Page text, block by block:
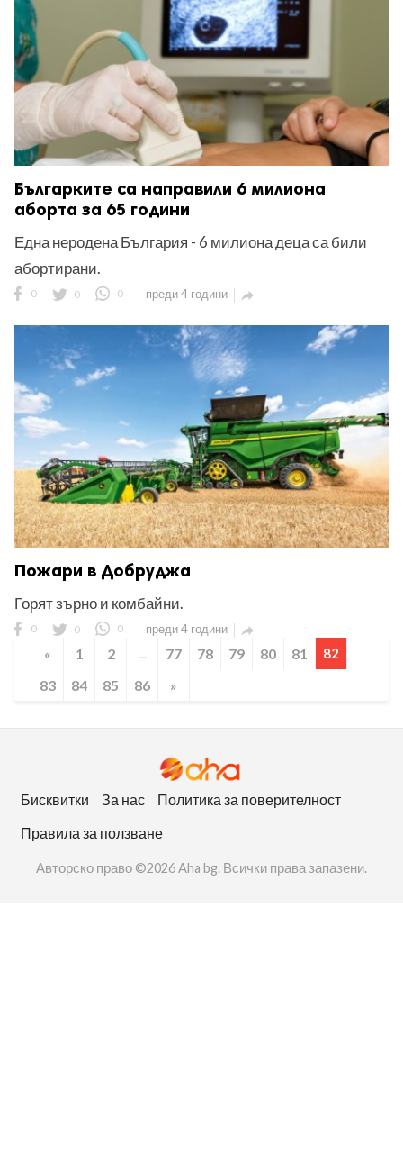
Българките са направили 6 милиона
аборта за 65 години
Една неродена България - 6 милиона деца са били
абортирани.
0 0 0 преди 4 години 
Пожари в Добруджа
Горят зърно и комбайни.
0 0 0 преди 4 години 
« 1 2 ... 77 78 79 80 81 82
83 84 85 86 »
Бисквитки За нас
Политика за поверителност
Правила за ползване
Авторско право ©2026 Aha bg. Всички права запазени.